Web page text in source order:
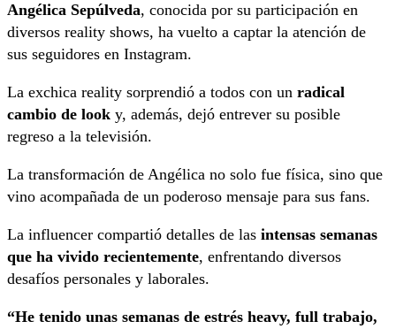
Angélica Sepúlveda, conocida por su participación en
diversos reality shows, ha vuelto a captar la atención de
sus seguidores en Instagram.
La exchica reality sorprendió a todos con un radical
cambio de look y, además, dejó entrever su posible
regreso a la televisión.
La transformación de Angélica no solo fue física, sino que
vino acompañada de un poderoso mensaje para sus fans.
La influencer compartió detalles de las intensas semanas
que ha vivido recientemente, enfrentando diversos
desafíos personales y laborales.
“He tenido unas semanas de estrés heavy, full trabajo,